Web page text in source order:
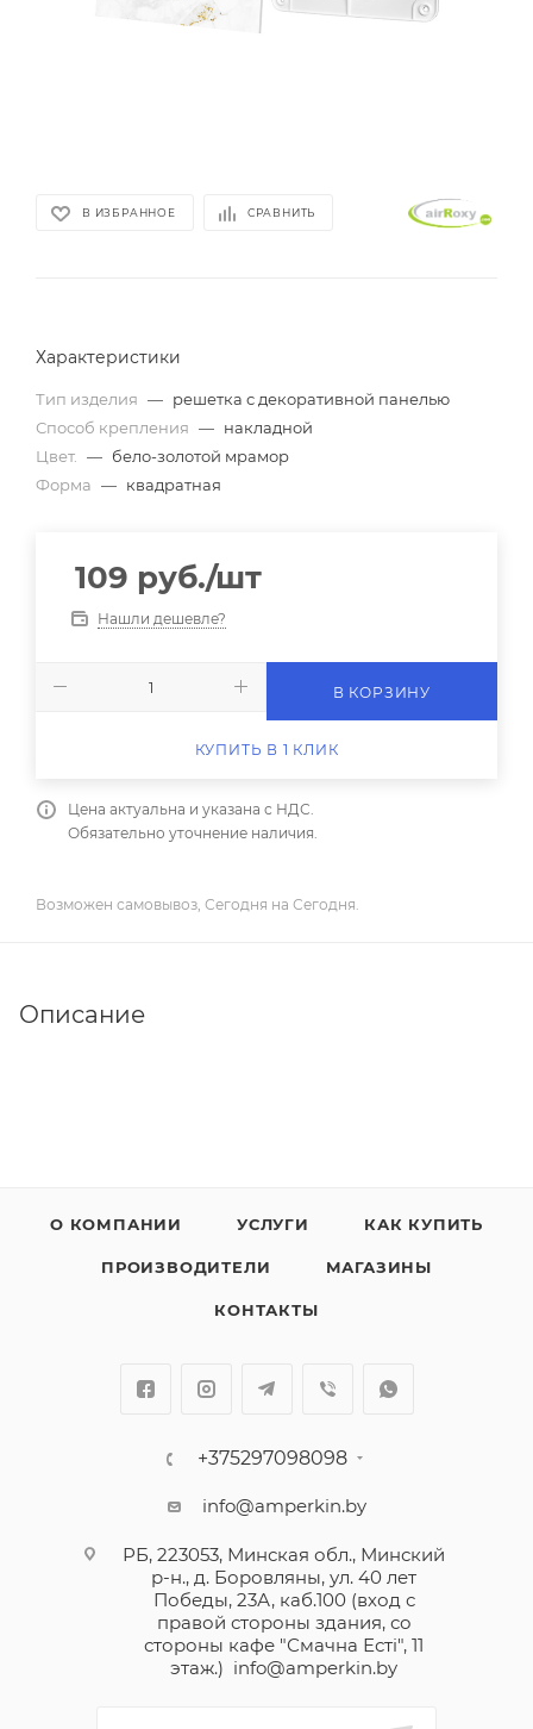
В ИЗБРАННОЕ СРАВНИТЬ
Характеристики
Тип изделия — решетка с декоративной панелью
Способ крепления — накладной
Цвет.
— бело-золотой мрамор
Форма — квадратная
109 руб./шт
Нашли дешевле?
В КОРЗИНУ
КУПИТЬ В 1 КЛИК
Цена актуальна и указана с НДС.
Обязательно уточнение наличия.
Возможен самовывоз, Сегодня на Сегодня.
Описание
О КОМПАНИИ УСЛУГИ КАК КУПИТЬ
ПРОИЗВОДИТЕЛИ МАГАЗИНЫ
КОНТАКТЫ
+375297098098
info@amperkin.by
РБ, 223053, Минская обл., Минский
р-н., д. Боровляны, ул. 40 лет
Победы, 23А, каб.100 (вход с
правой стороны здания, со
стороны кафе "Смачна Естi", 11
этаж.) info@amperkin.by